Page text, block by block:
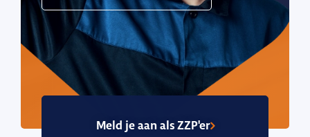
Meld je aan als ZZP'er